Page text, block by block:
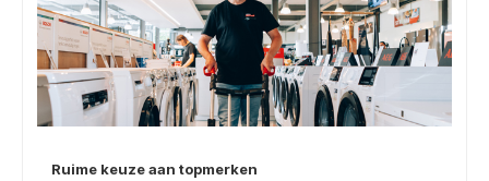
Ruime keuze aan topmerken